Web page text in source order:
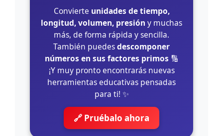
Convierte unidades de tiempo,
longitud, volumen, presión y muchas
más, de forma rápida y sencilla.
También puedesdescomponer
números en sus factores primos 🔢
¡Y muy pronto encontrarás nuevas
herramientas educativas pensadas
para ti! ✨
🔗 Pruébalo ahora